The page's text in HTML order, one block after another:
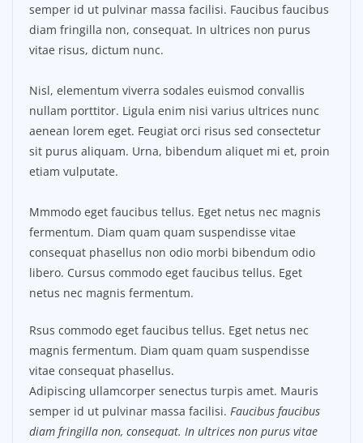
semper id ut pulvinar massa facilisi. Faucibus faucibus
diam fringilla non, consequat. In ultrices non purus
vitae risus, dictum nunc.
Nisl, elementum viverra sodales euismod convallis
nullam porttitor. Ligula enim nisi varius ultrices nunc
aenean lorem eget. Feugiat orci risus sed consectetur
sit purus aliquam. Urna, bibendum aliquet mi et, proin
etiam vulputate.
Mmmodo eget faucibus tellus. Eget netus nec magnis
fermentum. Diam quam quam suspendisse vitae
consequat phasellus non odio morbi bibendum odio
libero. Cursus commodo eget faucibus tellus. Eget
netus nec magnis fermentum.
Rsus commodo eget faucibus tellus. Eget netus nec
magnis fermentum. Diam quam quam suspendisse
vitae consequat phasellus.
Adipiscing ullamcorper senectus turpis amet. Mauris
semper id ut pulvinar massa facilisi. Faucibus faucibus
diam fringilla non, consequat. In ultrices non purus vitae